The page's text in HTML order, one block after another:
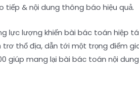
& nội dung thông báo hiệu quả.
lực lượng khiến bài bác toán hiệp
thổ địa, dẫn tới một trọng điểm
mang lại bài bác toán nội